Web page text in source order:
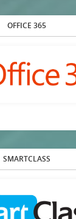
OFFICE 365
SMARTCLASS